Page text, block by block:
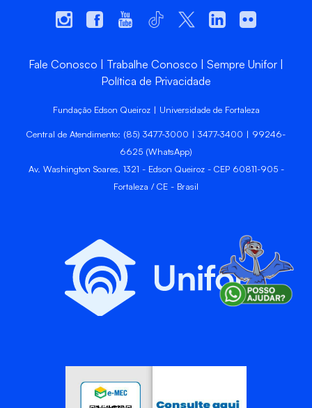
Fale Conosco Trabalhe Conosco
Sempre Unifor
Política de Privacidade
Fundação Edson Queiroz | Universidade de Fortaleza
Central de Atendimento: (85) 3477-3000 | 3477-3400 | 99246-
6625 (WhatsApp)
Av. Washington Soares, 1321 - Edson Queiroz - CEP 60811-905 -
Fortaleza / CE - Brasil